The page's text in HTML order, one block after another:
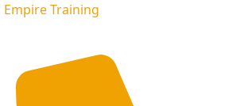
Empire Training